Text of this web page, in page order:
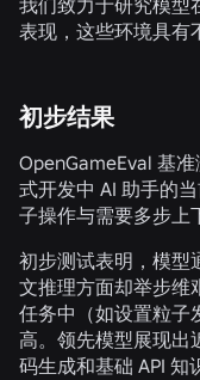
表现，这些环境具有
初步结果
OpenGameEval 基
式开发中 AI 助手的
子操作与需要多步上
初步测试表明，模型
文推理方面却举步维
任务中（如设置粒子
高。领先模型展现出
码生成和基础 API 知